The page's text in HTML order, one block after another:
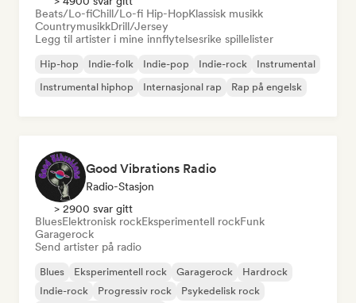
Beats/Lo-fiChill/Lo-fi Hip-HopKlassisk musikk
CountrymusikkDrill/Jersey
Legg til artister i mine innflytelsesrike spillelister
Hip-hop Indie-folk Indie-pop Indie-rock
Instrumental
Instrumental hiphop
Internasjonal rap Rap på engelsk
Good Vibrations Radio
Radio-Stasjon
> 2900 svar gitt
BluesElektronisk rockEksperimentell rockFunk
Garagerock
Send artister på radio
Blues Eksperimentell rock Garagerock
Hardrock
Indie-rock
Progressiv rock
Psykedelisk rock